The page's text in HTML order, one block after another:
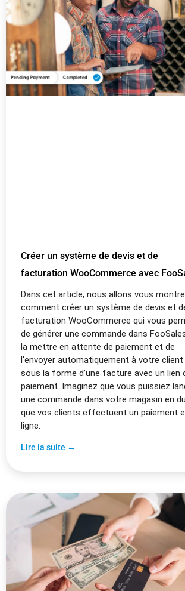
Créer un système de devis et de
facturation WooCommerce avec
Dans cet article, nous allons vous
comment créer un système de devis et
facturation WooCommerce qui vous
de générer une commande dans
la mettre en attente de paiement et de
l'envoyer automatiquement à votre client
sous la forme d'une facture avec un lien
paiement. Imaginez que vous puissiez
une commande dans votre magasin en
que vos clients effectuent un paiement
ligne.
Lire la suite →